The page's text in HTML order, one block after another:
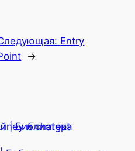
Entry
→